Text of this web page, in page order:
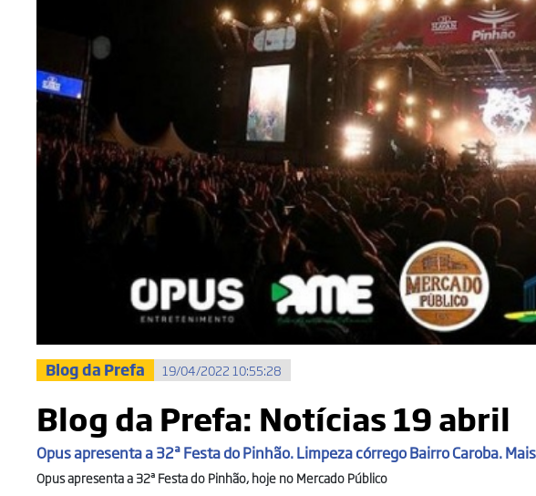
Blog da Prefa 19/04/2022 10:55:28
Blog da Prefa: Notícias 19 abril
Opus apresenta a 32ª Festa do Pinhão. Limpeza córrego Bairro Caroba.
Opus apresenta a 32ª Festa do Pinhão, hoje no Mercado Público